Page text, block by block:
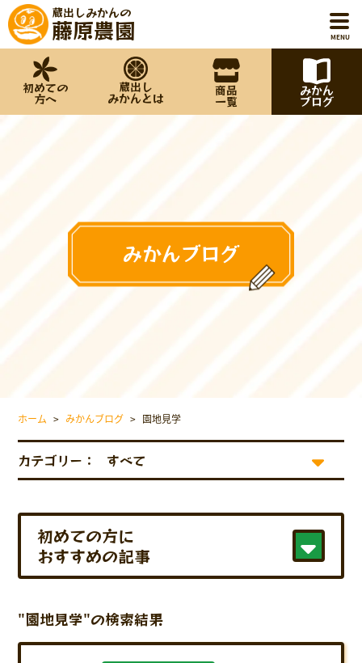
蔵出しみかんの
藤原農園 MENU
みかんブログ
お問い合わせ
プライバシーポリシー
初めての
方へ
蔵出し
みかんとは 商品
一覧
みかん
ブログ
みかんブログ
ホーム > みかんブログ > 園地見学
カテゴリー：
初めての方に
おすすめの記事
"園地見学"の検索結果